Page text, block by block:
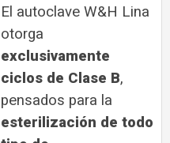
El autoclave W&H Lina
otorga
exclusivamente
ciclos de Clase B,
pensados para la
esterilización de todo